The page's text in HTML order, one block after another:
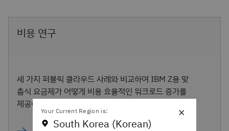
비용 연구
세 가지 퍼블릭 클라우드 사례와 비교하여 IBM Z용 맞
춤식 요금제가 어떻게 비용 효율적인 워크로드 증가를
제공하지 알아보세요.
×
Your Current Region is:
South Korea (Korean)